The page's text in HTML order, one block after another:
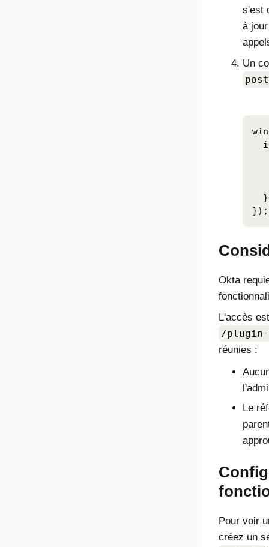
s'est
à
Un
  }
});
Okta
L'accès
/
réunies :
Le
Pour voir
créez un